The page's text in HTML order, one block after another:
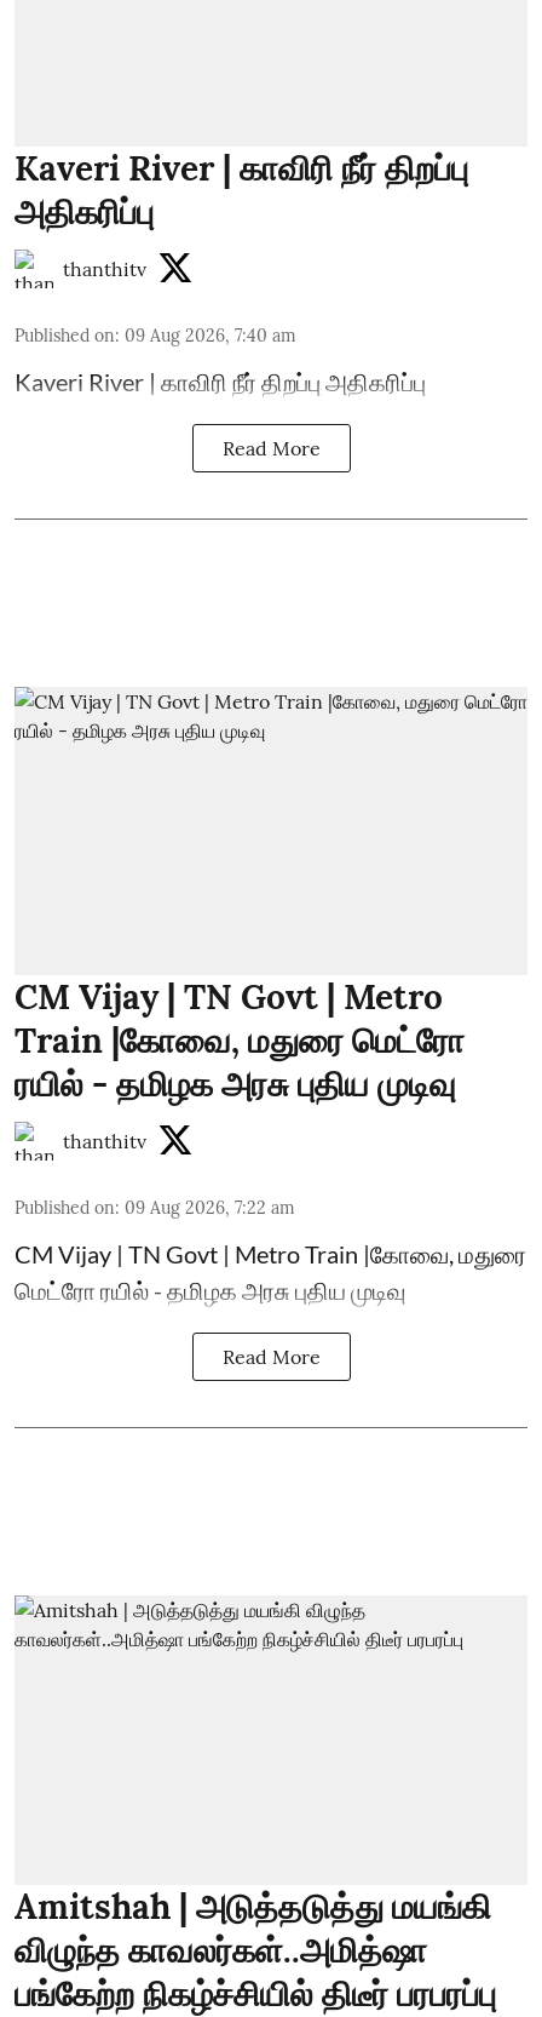
Kaveri River | காவிரி நீர் திறப்பு
அதிகரிப்பு
thanthitv
Published on: 09 Aug 2026, 7:40 am
Kaveri River | காவிரி நீர் திறப்பு அதிகரிப்பு
Read More
CM Vijay | TN Govt | Metro
Train |கோவை, மதுரை மெட்ரோ
ரயில் - தமிழக அரசு புதிய முடிவு
thanthitv
Published on: 09 Aug 2026, 7:22 am
CM Vijay | TN Govt | Metro Train |கோவை, மதுரை
மெட்ரோ ரயில் - தமிழக அரசு புதிய முடிவு
Read More
Amitshah | அடுத்தடுத்து மயங்கி
விழுந்த காவலர்கள்..அமித்ஷா
பங்கேற்ற நிகழ்ச்சியில் திடீர் பரபரப்பு